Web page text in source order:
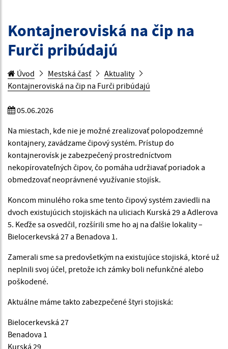
Kontajneroviská na čip na
Furči pribúdajú
Úvod Mestská časť
Aktuality
Kontajneroviská na čip na Furči pribúdajú
05.06.2026
Na miestach, kde nie je možné zrealizovať polopodzemné
kontajnery, zavádzame čipový systém. Prístup do
kontajnerovísk je zabezpečený prostredníctvom
nekopírovateľných čipov, čo pomáha udržiavať poriadok a
obmedzovať neoprávnené využívanie stojísk.
Koncom minulého roka sme tento čipový systém zaviedli na
dvoch existujúcich stojiskách na uliciach Kurská 29 a Adlerova
5. Keďže sa osvedčil, rozšírili sme ho aj na ďalšie lokality –
Bielocerkevská 27 a Benadova 1.
Zamerali sme sa predovšetkým na existujúce stojiská, ktoré už
neplnili svoj účel, pretože ich zámky boli nefunkčné alebo
poškodené.
Aktuálne máme takto zabezpečené štyri stojiská:
Bielocerkevská 27
Benadova 1
Kurská 29